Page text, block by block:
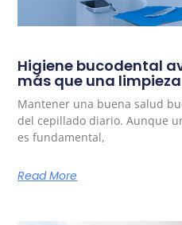
Higiene bucodental
más que una
Mantener una buena salud
del cepillado diario. Aunque
es fundamental,
Read More